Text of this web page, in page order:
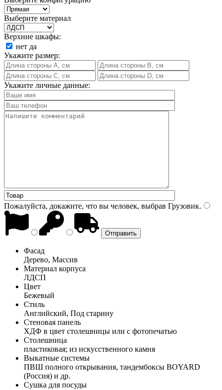
Выберите материал
Верхние шкафы:
нет да
Укажите размер:
Укажите личные данные:
Пожалуйста, докажите, что вы человек, выбрав Грузовик.
Фасад
Дерево, Массив
Материал корпуса
ЛДСП
Цвет
Бежевый
Стиль
Английский, Под старину
Стеновая панель
ХДФ в цвет столешницы или с фотопечатью
Столешница
пластиковая; из искусственного камня
Выкатные системы
ПВШ полного открывания, тандембоксы BOYARD
(Россия) и др.
Сушка для посуды